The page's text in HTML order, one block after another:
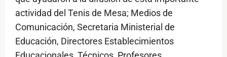
actividad del Tenis de Mesa; Medios de
Comunicación, Secretaria Ministerial de
Educación, Directores Establecimientos